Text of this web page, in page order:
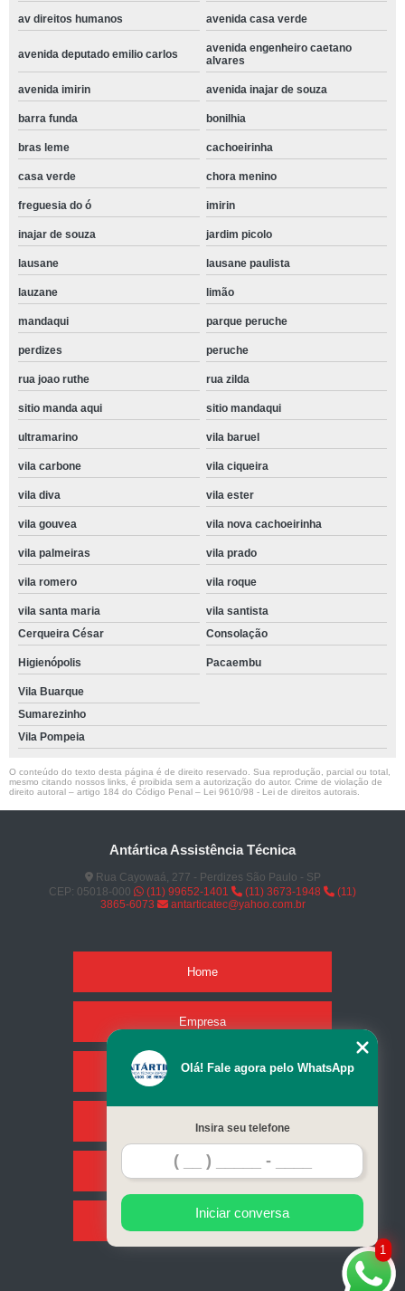
av direitos humanos avenida casa verde
avenida deputado emilio carlos
avenida engenheiro caetano
alvares
avenida imirin avenida inajar de souza
barra funda bonilhia
bras leme cachoeirinha
casa verde chora menino
freguesia do ó imirin
inajar de souza jardim picolo
lausane lausane paulista
lauzane limão
mandaqui parque peruche
perdizes peruche
rua joao ruthe rua zilda
sitio manda aqui sitio mandaqui
ultramarino vila baruel
vila carbone vila ciqueira
vila diva vila ester
vila gouvea vila nova cachoeirinha
vila palmeiras vila prado
vila romero vila roque
vila santa maria
vila santista
Cerqueira César
Consolação
Higienópolis Pacaembu
Vila Buarque
Sumarezinho
Vila Pompeia
O conteúdo do texto desta página é de direito reservado. Sua reprodução, parcial ou total,
mesmo citando nossos links, é proibida sem a autorização do autor. Crime de violação de
direito autoral – artigo 184 do Código Penal – Lei 9610/98 - Lei de direitos autorais
Antártica Assistência Técnica
Rua Cayowaá, 277 - Perdizes São Paulo - SP
CEP: 05018-000
(11) 99652-1401 (11) 3673-1948
(11)
3865-6073
antarticatec@yahoo.com.br
Home
Empresa
Missão
Serviços
Contato
Mapa do site
1
Olá! Fale agora pelo WhatsApp
Insira seu telefone
Iniciar conversa